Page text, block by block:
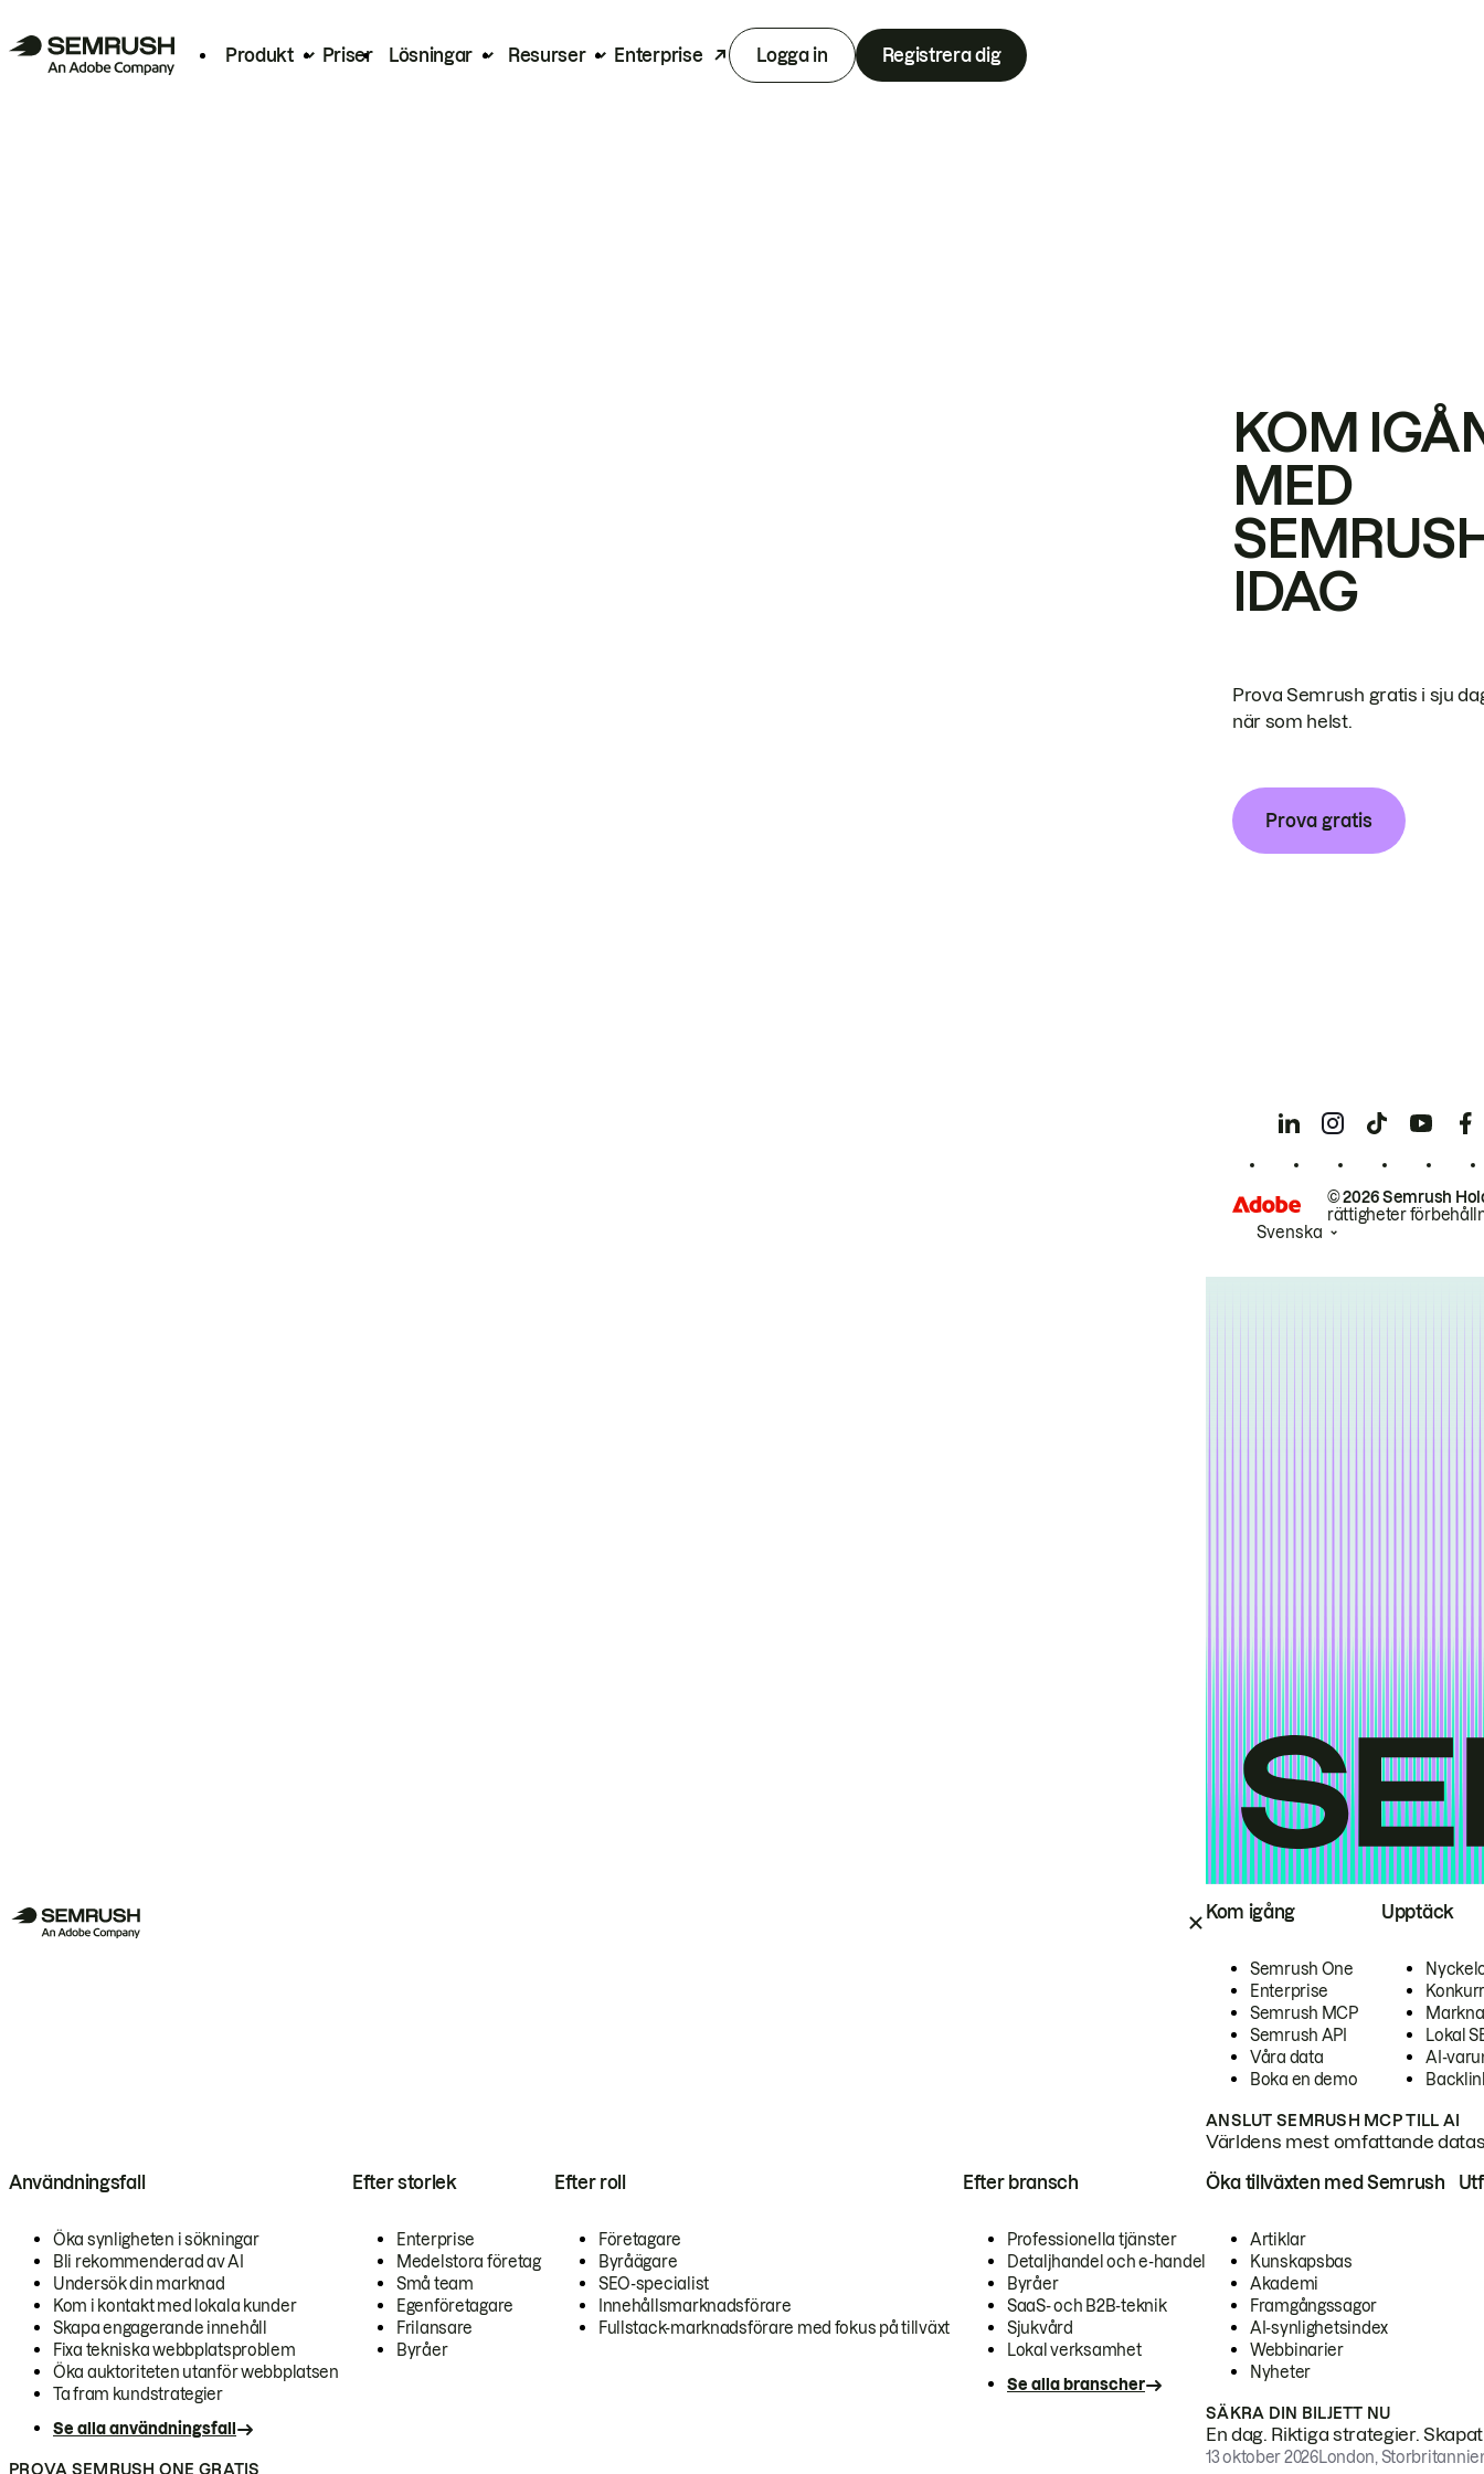
Produkt Priser Lösningar Resurser Enterprise Logga in Registrera dig
Kom igång
Semrush One
Enterprise
Semrush MCP
Semrush API
Våra data
Boka en demo
Upptäck
Lokal
AI-
ANSLUT SEMRUSH MCP TILL AI
Världens mest omfattande
Användningsfall
Öka synligheten i sökningar
Bli rekommenderad av AI
Undersök din marknad
Kom i kontakt med lokala kunder
Skapa engagerande innehåll
Fixa tekniska webbplatsproblem
Öka auktoriteten utanför webbplatsen
Ta fram kundstrategier
Se alla användningsfall
Efter storlek
Enterprise
Medelstora företag
Små team
Egenföretagare
Frilansare
Byråer
Efter roll
Företagare
Byråägare
SEO-specialist
Innehållsmarknadsförare
Fullstack-marknadsförare med fokus på tillväxt
Efter bransch
Professionella tjänster
Detaljhandel och e-handel
Byråer
SaaS- och B2B-teknik
Sjukvård
Lokal verksamhet
Se alla branscher
PROVA SEMRUSH ONE GRATIS
Öka tillväxten med Semrush
Artiklar
Kunskapsbas
Akademi
Framgångssagor
AI-synlighetsindex
Webbinarier
Nyheter
SÄKRA DIN BILJETT NU
En dag. Riktiga strategier.
13 oktober 2026London,
KOM
MED
IDAG
Prova Semrush gratis i sju
när som helst.
Prova gratis
© 2026 Semrush
rättigheter
Svenska